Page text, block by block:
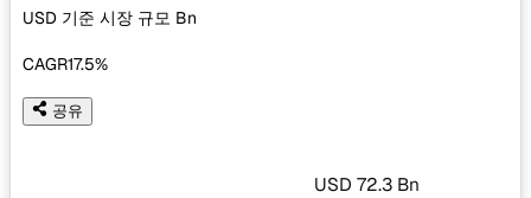
USD 기준 시장 규모 Bn
CAGR17.5%
공유
USD 72.3 Bn